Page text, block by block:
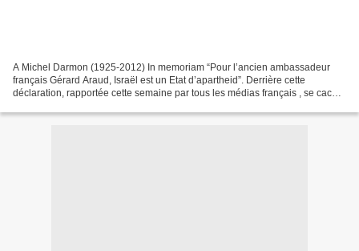
A Michel Darmon (1925-2012) In memoriam “Pour l’ancien ambassadeur
français Gérard Araud, Israël est un Etat d’apartheid”. Derrière cette
déclaration, rapportée cette semaine par tous les médias français , se cache